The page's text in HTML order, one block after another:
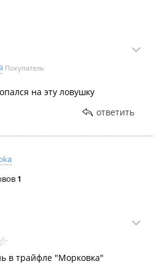
Покупатель
на эту ловушку
ответить
1
в трайфле "Морковка"